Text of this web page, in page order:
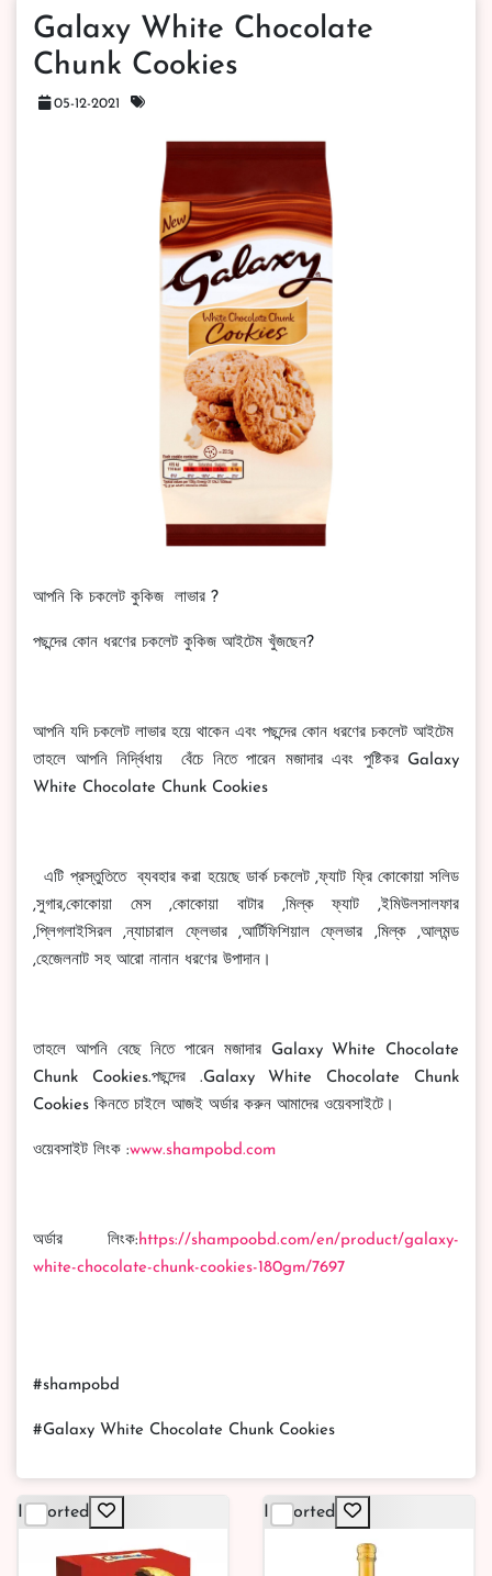
Galaxy White Chocolate
Chunk Cookies
05-12-2021
আপনি কি চকলেট কুকিজ লাভার ?
পছন্দের কোন ধরণের চকলেট কুকিজ আইটেম খুঁজছেন?
আপনি যদি চকলেট লাভার হয়ে থাকেন এবং পছন্দের কোন ধরণের চকলেট আইটেম
তাহলে আপনি নির্দ্বিধায় বেঁচে নিতে পারেন মজাদার এবং পুষ্টিকর Galaxy
White Chocolate Chunk Cookies
এটি প্রস্তুতিতে ব্যবহার করা হয়েছে ডার্ক চকলেট ,ফ্যাট ফ্রি কোকোয়া সলিড
,সুগার,কোকোয়া মেস ,কোকোয়া বাটার ,মিল্ক ফ্যাট ,ইমিউলসালফার
,প্লিগলাইসিরল ,ন্যাচারাল ফ্লেভার ,আর্টিফিশিয়াল ফ্লেভার ,মিল্ক ,আলমন্ড
,হেজেলনাট সহ আরো নানান ধরণের উপাদান।
তাহলে আপনি বেছে নিতে পারেন মজাদার Galaxy White Chocolate
Chunk Cookies.পছন্দের .Galaxy White Chocolate Chunk
Cookies কিনতে চাইলে আজই অর্ডার করুন আমাদের ওয়েবসাইটে।
ওয়েবসাইট লিংক :www.shampobd.com
অর্ডার লিংক:https://shampoobd.com/en/product/galaxy-
white-chocolate-chunk-cookies-180gm/7697
#shampobd
#Galaxy White Chocolate Chunk Cookies
Imported Imported